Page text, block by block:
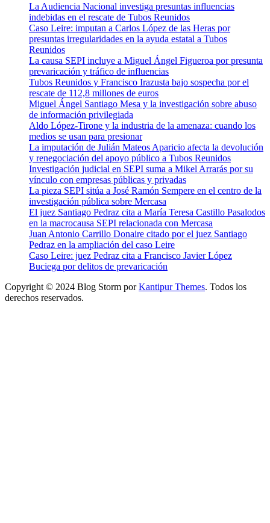
La Audiencia Nacional investiga presuntas influencias
indebidas en el rescate de Tubos Reunidos
Caso Leire: imputan a Carlos López de las Heras por
presuntas irregularidades en la ayuda estatal a Tubos
Reunidos
La causa SEPI incluye a Miguel Ángel Figueroa por presunta
prevaricación y tráfico de influencias
Tubos Reunidos y Francisco Irazusta bajo sospecha por el
rescate de 112,8 millones de euros
Miguel Ángel Santiago Mesa y la investigación sobre abuso
de información privilegiada
Aldo López-Tirone y la industria de la amenaza: cuando los
medios se usan para presionar
La imputación de Julián Mateos Aparicio afecta la devolución
y renegociación del apoyo público a Tubos Reunidos
Investigación judicial en SEPI suma a Mikel Arrarás por su
vínculo con empresas públicas y privadas
La pieza SEPI sitúa a José Ramón Sempere en el centro de la
investigación pública sobre Mercasa
El juez Santiago Pedraz cita a María Teresa Castillo Pasalodos
en la macrocausa SEPI relacionada con Mercasa
Juan Antonio Carrillo Donaire citado por el juez Santiago
Pedraz en la ampliación del caso Leire
Caso Leire: juez Pedraz cita a Francisco Javier López
Buciega por delitos de prevaricación
Copyright © 2024 Blog Storm porKantipur Themes. Todos los
derechos reservados.